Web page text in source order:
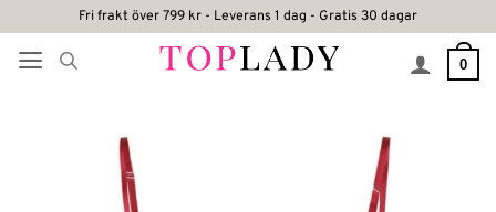
content
Fri frakt över 799 kr - Leverans 1 dag - Gratis 30 dagar
0